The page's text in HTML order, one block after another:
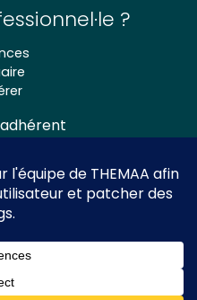
?
nationale
Marionnettes